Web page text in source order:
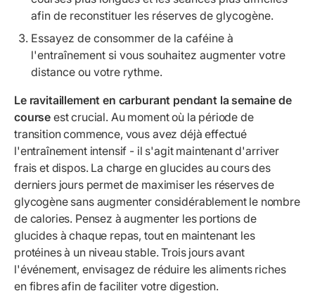
afin de reconstituer les réserves de glycogène.
Essayez de consommer de la caféine à
l'entraînement si vous souhaitez augmenter votre
distance ou votre rythme.
Le ravitaillement en carburant pendant la semaine de
course est crucial. Au moment où la période de
transition commence, vous avez déjà effectué
l'entraînement intensif - il s'agit maintenant d'arriver
frais et dispos. La charge en glucides au cours des
derniers jours permet de maximiser les réserves de
glycogène sans augmenter considérablement le nombre
de calories. Pensez à augmenter les portions de
glucides à chaque repas, tout en maintenant les
protéines à un niveau stable. Trois jours avant
l'événement, envisagez de réduire les aliments riches
en fibres afin de faciliter votre digestion.